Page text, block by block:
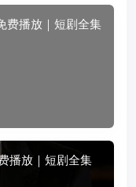
费播放｜短剧全集
播放｜短剧全集